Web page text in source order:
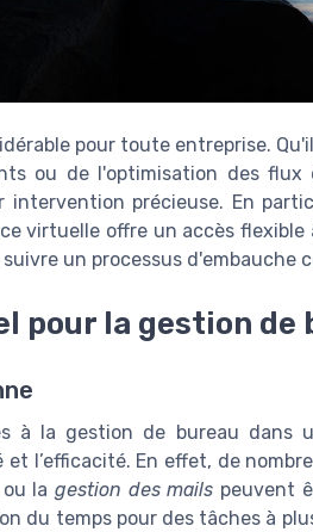
pour toute entreprise.
ou de l'optimisation des flux
précieuse. En
virtuelle offre un accès flexible
un processus d'embauche
pour la gestion de
à la gestion de bureau dans
l’efficacité. En effet, de
la gestion des mails peuvent
du temps pour des tâches à